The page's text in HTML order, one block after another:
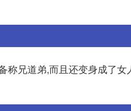
兄道弟,而且还变身成了